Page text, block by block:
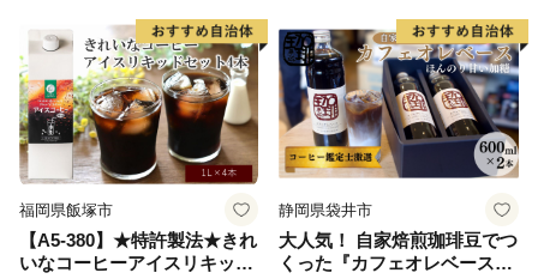
福岡県飯塚市
【A5-380】★特許製法★きれ
いなコーヒーアイスリキッド
静岡県袋井市
大人気！ 自家焙煎珈琲豆でつ
くった『カフェオレベース』